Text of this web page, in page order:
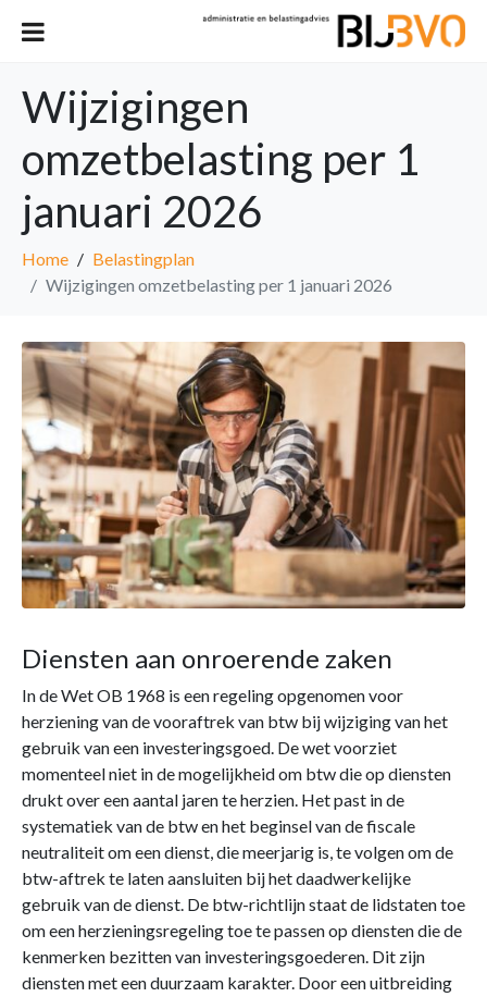
Wijzigingen
omzetbelasting per 1
januari 2026
Home
Belastingplan
Wijzigingen omzetbelasting per 1 januari 2026
Diensten aan onroerende zaken
In de Wet OB 1968 is een regeling opgenomen voor
herziening van de vooraftrek van btw bij wijziging van het
gebruik van een investeringsgoed. De wet voorziet
momenteel niet in de mogelijkheid om btw die op diensten
drukt over een aantal jaren te herzien. Het past in de
systematiek van de btw en het beginsel van de fiscale
neutraliteit om een dienst, die meerjarig is, te volgen om de
btw-aftrek te laten aansluiten bij het daadwerkelijke
gebruik van de dienst. De btw-richtlijn staat de lidstaten toe
om een herzieningsregeling toe te passen op diensten die de
kenmerken bezitten van investeringsgoederen. Dit zijn
diensten met een duurzaam karakter. Door een uitbreiding